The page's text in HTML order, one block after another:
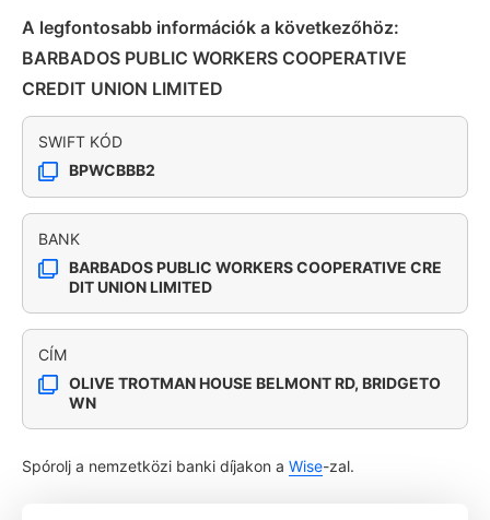
A legfontosabb információk a következőhöz:
BARBADOS PUBLIC WORKERS COOPERATIVE
CREDIT UNION LIMITED
SWIFT KÓD
BPWCBBB2
BANK
BARBADOS PUBLIC WORKERS COOPERATIVE CRE
DIT UNION LIMITED
CÍM
OLIVE TROTMAN HOUSE BELMONT RD, BRIDGETO
WN
Spórolj a nemzetközi banki díjakon a Wise-zal.